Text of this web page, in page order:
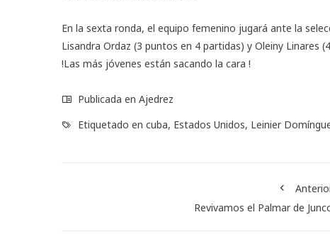
En la sexta ronda, el equipo femenino jugará ante la
Lisandra Ordaz (3 puntos en 4 partidas) y Oleiny Linares
!Las más jóvenes están sacando la cara !
Publicada en Ajedrez
Etiquetado en cuba, Estados Unidos, Leinier
Revivamos el Palmar de